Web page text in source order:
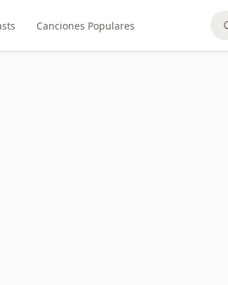
Canciones Populares